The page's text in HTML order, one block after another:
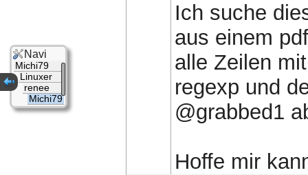
Ich suche
aus einem
alle Zeilen
regexp und
@grabbed1
Hoffe mir
Navi
Michi79
Linuxer
renee
Michi79